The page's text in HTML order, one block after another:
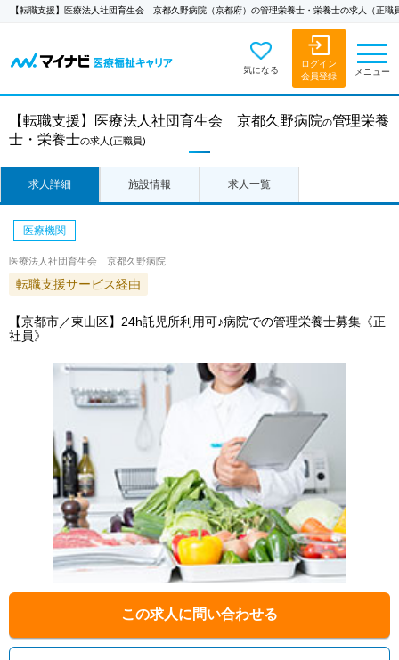
【転職支援】医療法人社団育生会 京都久野病院（京都府）の管理栄養士・栄養士の求人（正職
気になる
ログイン
会員登録
メニュー
【転職支援】 医療法人社団育生会 京都久野病院の管理栄養
士・栄養士の求人 (正職員)
求人詳細 施設情報 求人一覧
この求人に問い合わせる
医療機関
医療法人社団育生会 京都久野病院
転職支援サービス経由
【京都市／東山区】24h託児所利用可♪病院での管理栄養士募集《正
社員》